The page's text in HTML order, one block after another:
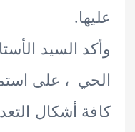
السيد الأستاذ:
، على استمرار
أشكال التعديات